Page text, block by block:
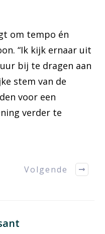
om tempo én
“Ik kijk ernaar uit
bij te dragen aan
stem van de
voor een
verder te
Volgende